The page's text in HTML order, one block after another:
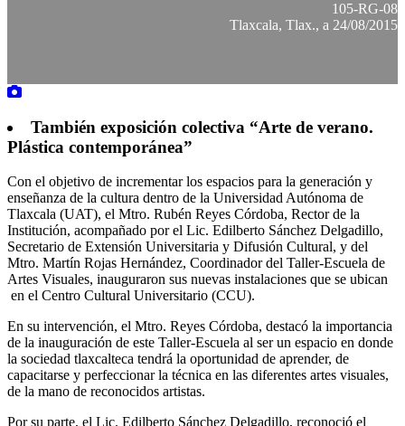
105-RG-08
Tlaxcala, Tlax., a 24/08/2015
También exposición colectiva “Arte de verano.
Plástica contemporánea”
Con el objetivo de incrementar los espacios para la generación y
enseñanza de la cultura dentro de la Universidad Autónoma de
Tlaxcala (UAT), el Mtro. Rubén Reyes Córdoba, Rector de la
Institución, acompañado por el Lic. Edilberto Sánchez Delgadillo,
Secretario de Extensión Universitaria y Difusión Cultural, y del
Mtro. Martín Rojas Hernández, Coordinador del Taller-Escuela de
Artes Visuales, inauguraron sus nuevas instalaciones que se ubican
en el Centro Cultural Universitario (CCU).
En su intervención, el Mtro. Reyes Córdoba, destacó la importancia
de la inauguración de este Taller-Escuela al ser un espacio en donde
la sociedad tlaxcalteca tendrá la oportunidad de aprender, de
capacitarse y perfeccionar la técnica en las diferentes artes visuales,
de la mano de reconocidos artistas.
Por su parte, el Lic. Edilberto Sánchez Delgadillo, reconoció el